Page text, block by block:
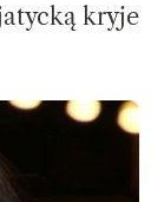
kryje